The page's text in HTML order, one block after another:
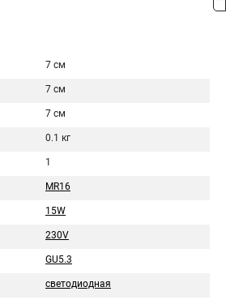
7 см
7 см
7 см
0.1 кг
1
MR16
15W
230V
GU5.3
светодиодная